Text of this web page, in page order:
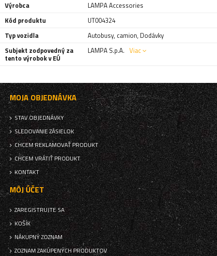
Výrobca
LAMPA Accessories
Kód produktu
UT004324
Typ vozidla
Autobusy, camion, Dodávky
Subjekt zodpovedný za
tento výrobok v EÚ
LAMPA S.p.A. Viac
MOJA OBJEDNÁVKA
STAV OBJEDNÁVKY
SLEDOVANIE ZÁSIELOK
CHCEM REKLAMOVAŤ PRODUKT
CHCEM VRÁTIŤ PRODUKT
KONTAKT
MÔJ ÚČET
ZAREGISTRUJTE SA
KOŠÍK
NÁKUPNÝ ZOZNAM
ZOZNAM ZAKÚPENÝCH PRODUKTOV